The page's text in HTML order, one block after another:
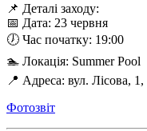
📌 Деталі заходу:
📅 Дата: 23 червня
🕖 Час початку: 19:00
🏊 Локація: Summer Pool
📍 Адреса: вул. Лісова,
Фотозвіт